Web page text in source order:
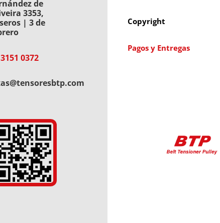
de
3353,
| 3 de
0372
Copyright
Pagos y Entregas